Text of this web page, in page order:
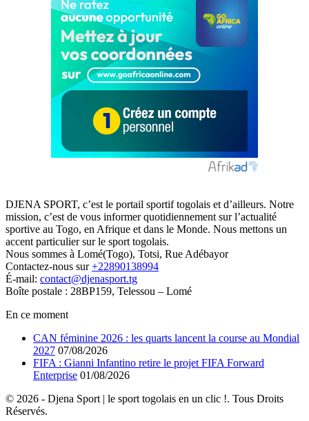
DJENA SPORT, c’est le portail sportif togolais et d’ailleurs. Notre
mission, c’est de vous informer quotidiennement sur l’actualité
sportive au Togo, en Afrique et dans le Monde. Nous mettons un
accent particulier sur le sport togolais.
Nous sommes à Lomé(Togo), Totsi, Rue Adébayor
Contactez-nous sur+22890138994
É-mail: contact@djenasport.tg
Boîte postale : 28BP159, Telessou – Lomé
En ce moment
CAN féminine 2026 : les quarts lancent la course au Mondial
2027 07/08/2026
FIFA : Gianni Infantino retire le projet FIFA Forward
Enterprise 01/08/2026
© 2026 - Djena Sport | le sport togolais en un clic !. Tous Droits
Réservés.